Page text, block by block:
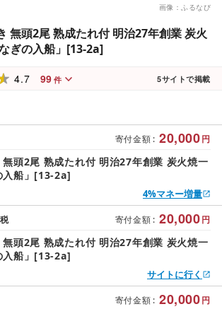
画像：ふるなび
無頭2尾 熟成たれ付 明治27年創業 炭火
ぎの入船」[13-2a]
4.7 99 件 5サイトで掲載
寄付金額 : 20,000円
頭2尾 熟成たれ付 明治27年創業 炭火焼一
入船」[13-2a]
4%マネー増量
寄付金額 : 20,000円
頭2尾 熟成たれ付 明治27年創業 炭火焼一
入船」[13-2a]
サイトに行く
寄付金額 : 20,000円